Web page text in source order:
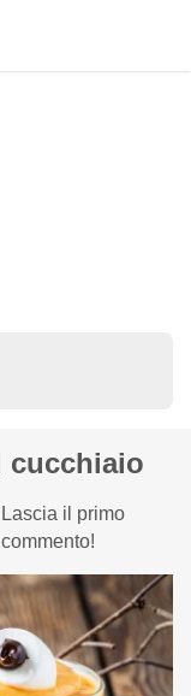
cucchiaio
Lascia il primo
commento!